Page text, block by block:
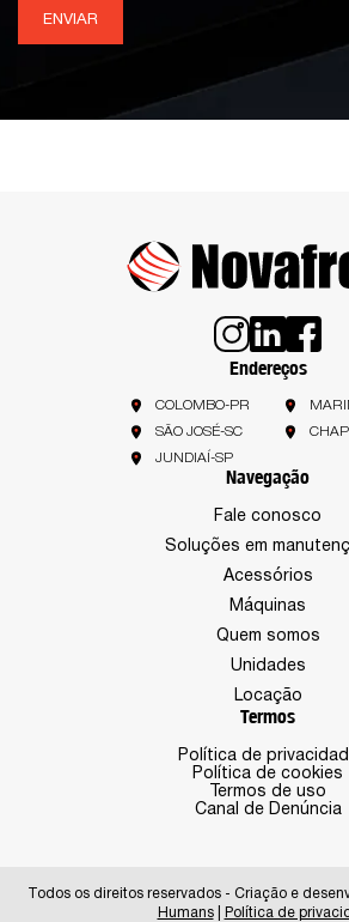
ENVIAR
Endereços
COLOMBO-PR
SÃO JOSÉ-SC
JUNDIAÍ-SP
Navegação
Fale conosco
Soluções em
Acessórios
Máquinas
Quem somos
Unidades
Locação
Termos
Política de
Política de cookies
Termos de uso
Canal de Denúncia
Todos os direitos reservados - Criação e
Humans| Política de